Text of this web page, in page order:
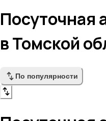
Посуточная
в Томской
По популярности